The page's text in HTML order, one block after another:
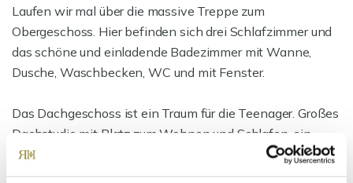
Laufen wir mal über die massive Treppe zum
Obergeschoss. Hier befinden sich drei Schlafzimmer und
das schöne und einladende Badezimmer mit Wanne,
Dusche, Waschbecken, WC und mit Fenster.
Das Dachgeschoss ist ein Traum für die Teenager. Großes
Dachstudio mit Platz zum Wohnen und Schlafen, ein
separates Ankleidezimmer (kann auch zur Küche
umgebaut werden, Starkstrom vorhanden) und ein